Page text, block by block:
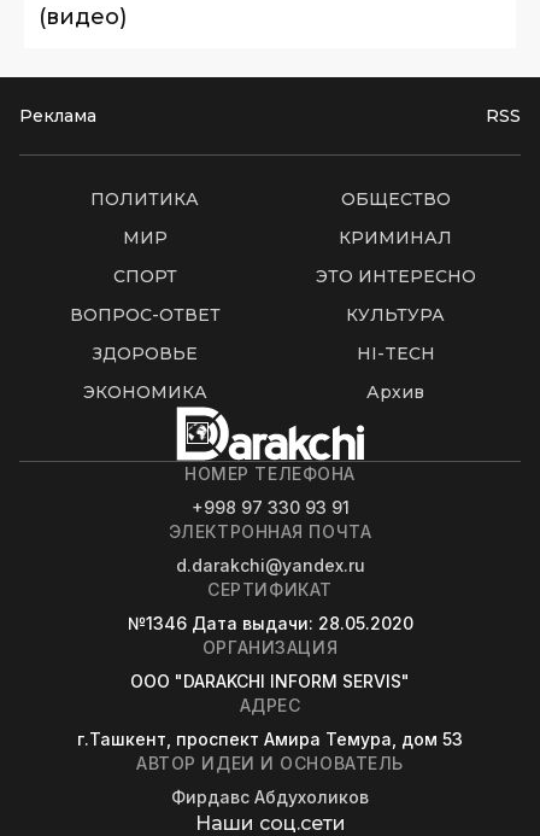
(видео)
Реклама RSS
ПОЛИТИКА
ОБЩЕСТВО
МИР
КРИМИНАЛ
СПОРТ
ЭТО ИНТЕРЕСНО
ВОПРОС-ОТВЕТ
КУЛЬТУРА
ЗДОРОВЬЕ
HI-TECH
ЭКОНОМИКА
Архив
НОМЕР ТЕЛЕФОНА
+998 97 330 93 91
ЭЛЕКТРОННАЯ ПОЧТА
d.darakchi@yandex.ru
СЕРТИФИКАТ
№1346 Дата выдачи: 28.05.2020
ОРГАНИЗАЦИЯ
OOO "DARAKCHI INFORM SERVIS"
АДРЕС
г.Ташкент, проспект Амира Темура, дом 53
АВТОР ИДЕИ И ОСНОВАТЕЛЬ
Фирдавс Абдухоликов
Наши соц.сети